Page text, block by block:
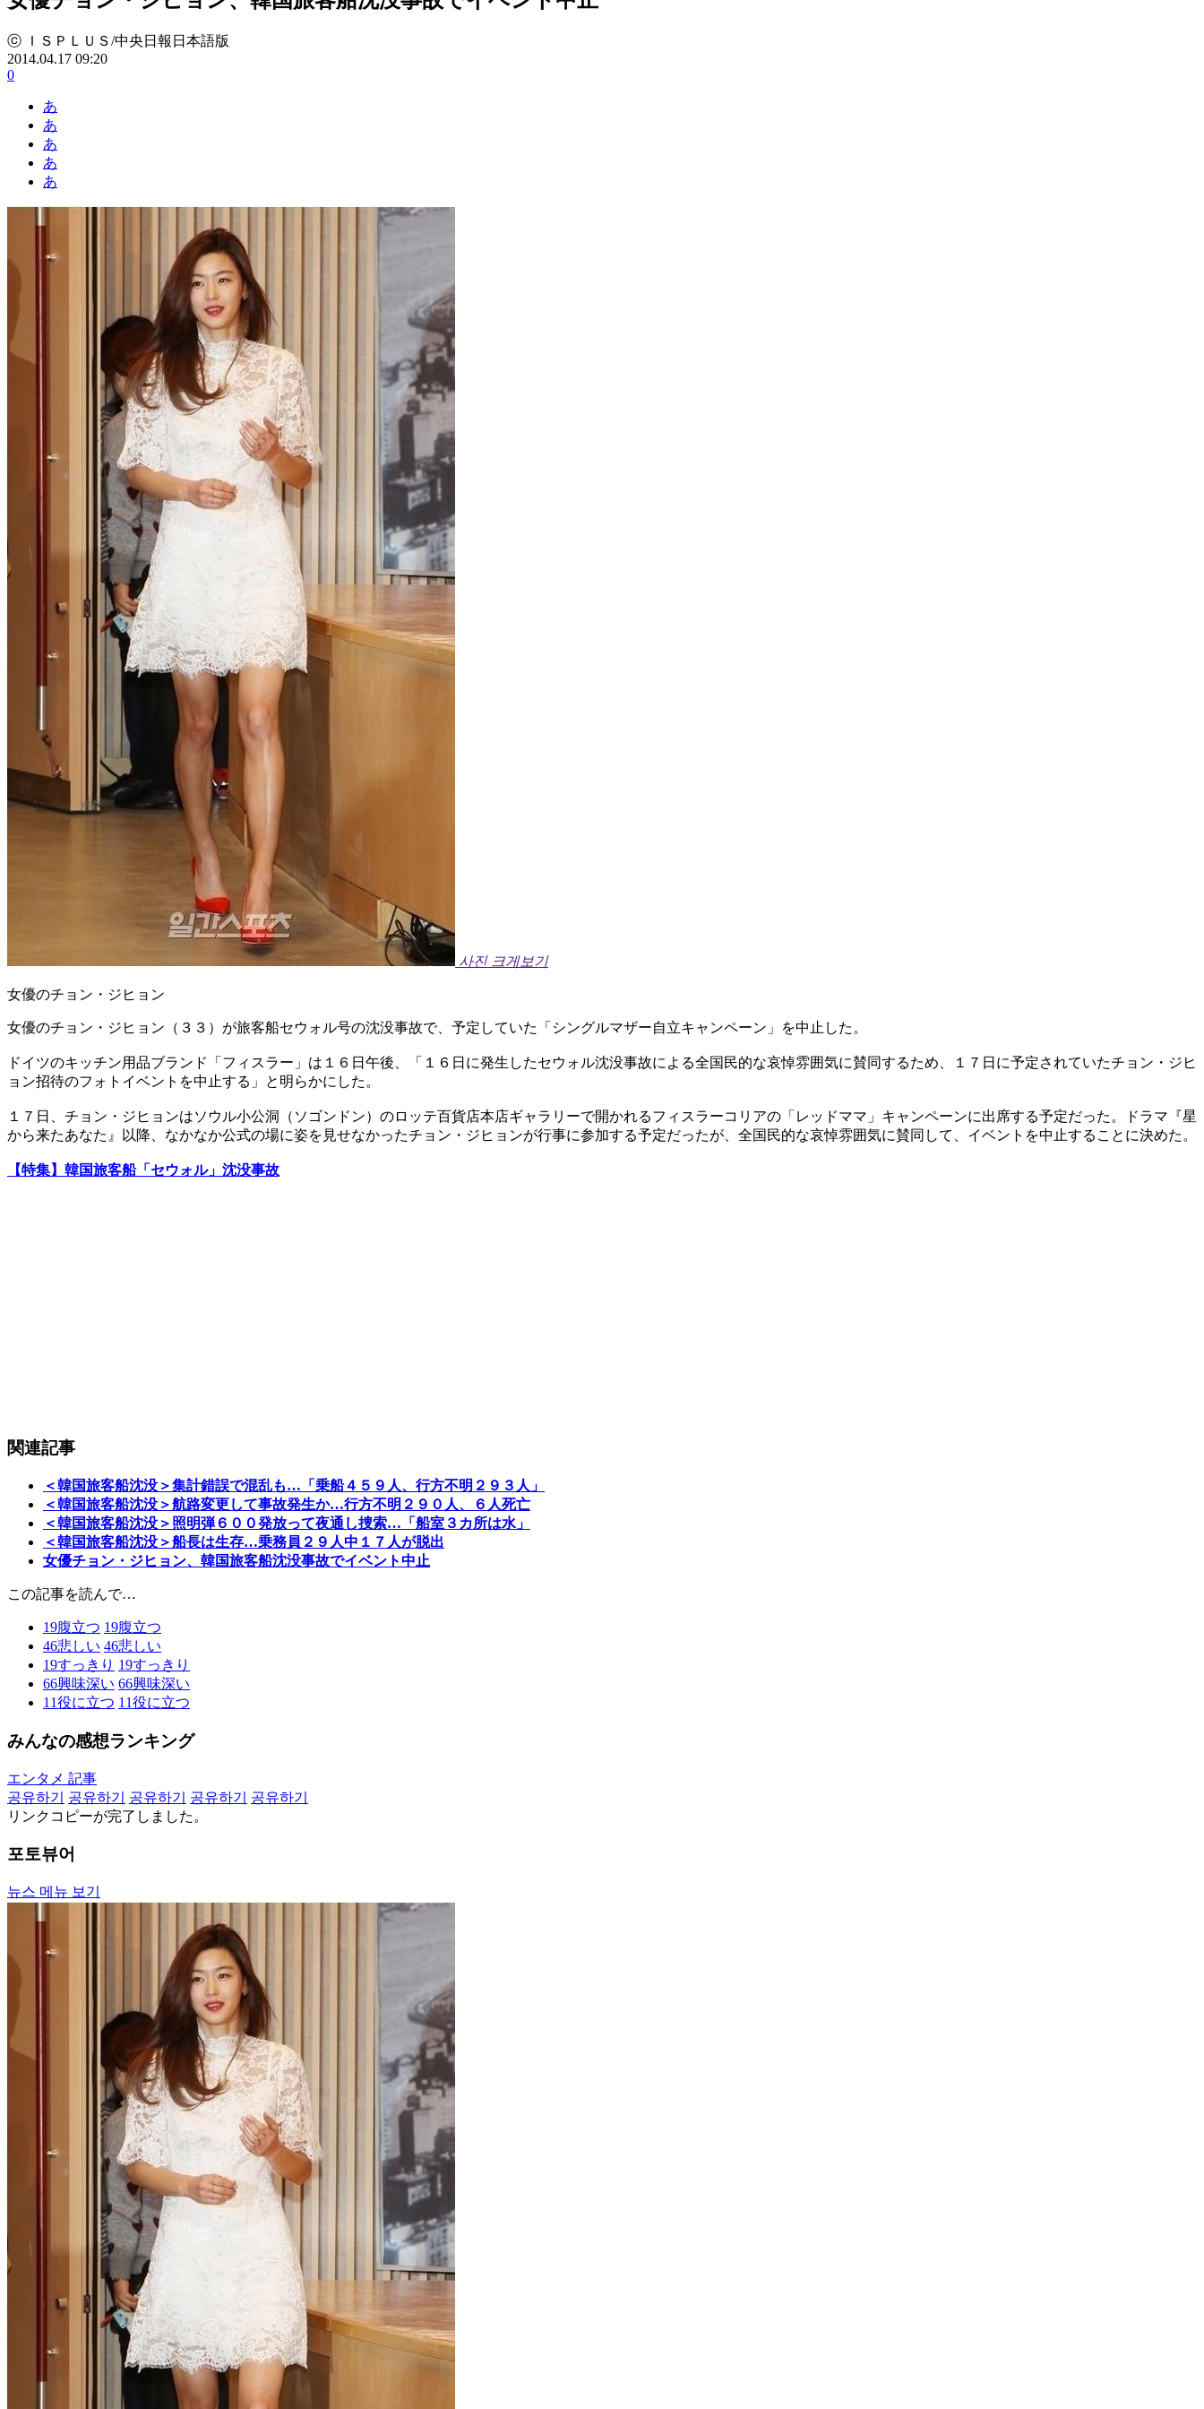
ⓒ ＩＳＰＬＵＳ/中央日報日本語版
2014.04.17 09:20
0
あ
あ
あ
あ
あ
사진 크게보기
女優のチョン・ジヒョン
女優のチョン・ジヒョン（３３）が旅客船セウォル号の沈没事故で、予定していた「シングルマザー自立キャンペーン」を中止した。
ドイツのキッチン用品ブランド「フィスラー」は１６日午後、「１６日に発生したセウォル沈没事故による全国民的な哀悼雰囲気に賛同するため、１７日に予定されていたチョン・ジヒ
ョン招待のフォトイベントを中止する」と明らかにした。
１７日、チョン・ジヒョンはソウル小公洞（ソゴンドン）のロッテ百貨店本店ギャラリーで開かれるフィスラーコリアの「レッドママ」キャンペーンに出席する予定だった。ドラマ『星
から来たあなた』以降、なかなか公式の場に姿を見せなかったチョン・ジヒョンが行事に参加する予定だったが、全国民的な哀悼雰囲気に賛同して、イベントを中止することに決めた。
【特集】韓国旅客船「セウォル」沈没事故
関連記事
＜韓国旅客船沈没＞集計錯誤で混乱も…「乗船４５９人、行方不明２９３人」
＜韓国旅客船沈没＞航路変更して事故発生か…行方不明２９０人、６人死亡
＜韓国旅客船沈没＞照明弾６００発放って夜通し捜索…「船室３カ所は水」
＜韓国旅客船沈没＞船長は生存…乗務員２９人中１７人が脱出
女優チョン・ジヒョン、韓国旅客船沈没事故でイベント中止
この記事を読んで…
19腹立つ 19腹立つ
46悲しい 46悲しい
19すっきり 19すっきり
66興味深い 66興味深い
11役に立つ 11役に立つ
みんなの感想ランキング
エンタメ 記事
공유하기
공유하기 공유하기 공유하기
공유하기
リンクコピーが完了しました。
포토뷰어
뉴스 메뉴 보기